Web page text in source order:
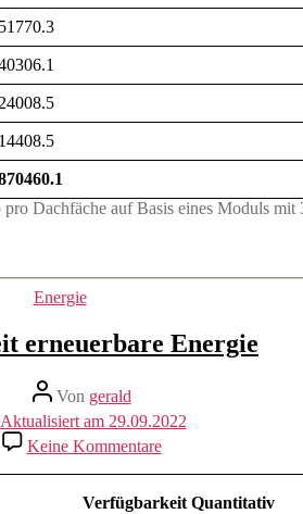
51770.3
24008.5
14408.5
Dachfäche auf Basis eines Moduls
Kategorien
Energie
erneuerbare Energie
Beitragsautor
Von gerald
Aktualisiert am 29.09.2022
Keine Kommentarezu
Verfügbarkeit
erneuerbare
Energie
Verfügbarkeit Quantitativ